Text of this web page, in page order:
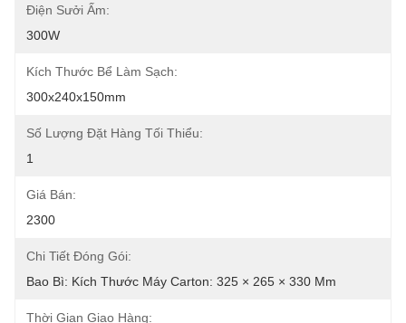
Điện Sưởi Ấm:
300W
Kích Thước Bể Làm Sạch:
300x240x150mm
Số Lượng Đặt Hàng Tối Thiểu:
1
Giá Bán:
2300
Chi Tiết Đóng Gói:
Bao Bì: Kích Thước Máy Carton: 325 × 265 × 330 Mm
Thời Gian Giao Hàng: